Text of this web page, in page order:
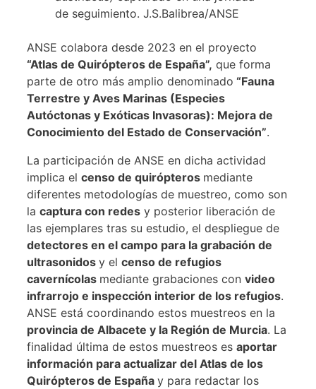
de seguimiento. J.S.Balibrea/ANSE
ANSE colabora desde 2023 en el proyecto
“Atlas de Quirópteros de España”, que forma
parte de otro más amplio denominado “Fauna
Terrestre y Aves Marinas (Especies
Autóctonas y Exóticas Invasoras): Mejora de
Conocimiento del Estado de Conservación”.
La participación de ANSE en dicha actividad
implica el censo de quirópteros mediante
diferentes metodologías de muestreo, como son
la captura con redes y posterior liberación de
las ejemplares tras su estudio, el despliegue de
detectores en el campo para la grabación de
ultrasonidos y el censo de refugios
cavernícolas mediante grabaciones con video
infrarrojo e inspección interior de los refugios.
ANSE está coordinando estos muestreos en la
provincia de Albacete y la Región de Murcia. La
finalidad última de estos muestreos es aportar
información para actualizar del Atlas de los
Quirópteros de España y para redactar los